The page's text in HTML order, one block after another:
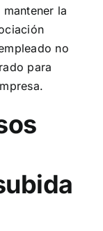
la
no
para